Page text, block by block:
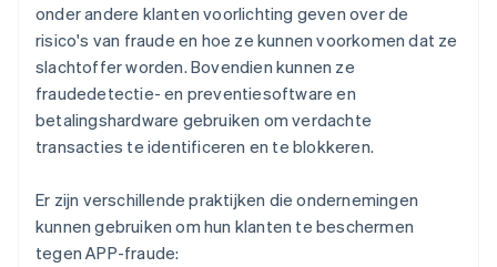
onder andere klanten voorlichting geven over de
risico's van fraude en hoe ze kunnen voorkomen dat ze
slachtoffer worden. Bovendien kunnen ze
fraudedetectie- en preventiesoftware en
betalingshardware gebruiken om verdachte
transacties te identificeren en te blokkeren.
Er zijn verschillende praktijken die ondernemingen
kunnen gebruiken om hun klanten te beschermen
tegen APP-fraude: